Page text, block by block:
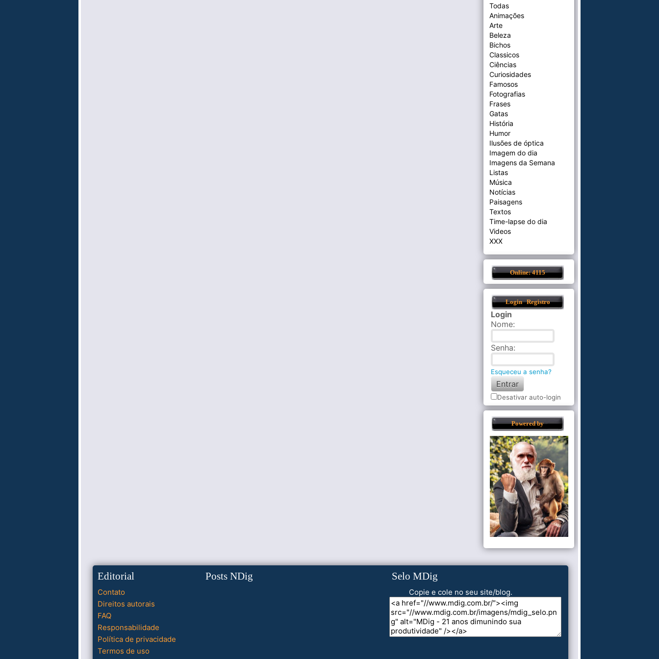
Todas
Animações
Arte
Beleza
Bichos
Classicos
Ciências
Curiosidades
Famosos
Fotografias
Frases
Gatas
História
Humor
Ilusões de óptica
Imagem do dia
Imagens da Semana
Listas
Música
Notícias
Paisagens
Textos
Time-lapse do dia
Videos
XXX
Online: 4115
Login Registro
Login
Nome:
Senha:
Esqueceu a senha?
Desativar auto-login
Powered by
Editorial
Contato
Direitos autorais
FAQ
Responsabilidade
Política de privacidade
Termos de uso
Posts NDig Selo MDig
Copie e cole no seu site/blog.